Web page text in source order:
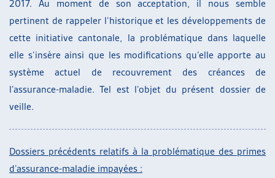
2017. Au moment de son acceptation, il nous semble
pertinent de rappeler l’historique et les développements de
cette initiative cantonale, la problématique dans laquelle
elle s’insère ainsi que les modifications qu’elle apporte au
système actuel de recouvrement des créances de
l’assurance-maladie. Tel est l’objet du présent dossier de
veille.
Dossiers précédents relatifs à la problématique des primes
d’assurance-maladie impayées :